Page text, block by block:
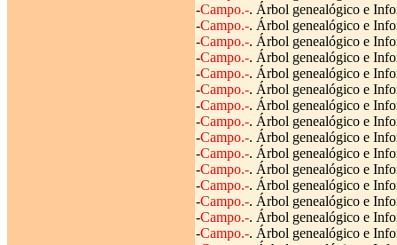
-Campo.-. Árbol genealógico e
-Campo.-. Árbol genealógico e
-Campo.-. Árbol genealógico e
-Campo.-. Árbol genealógico e
-Campo.-. Árbol genealógico e
-Campo.-. Árbol genealógico e
-Campo.-. Árbol genealógico e
-Campo.-. Árbol genealógico e
-Campo.-. Árbol genealógico e
-Campo.-. Árbol genealógico e
-Campo.-. Árbol genealógico e
-Campo.-. Árbol genealógico e
-Campo.-. Árbol genealógico e
-Campo.-. Árbol genealógico e
-Campo.-. Árbol genealógico e